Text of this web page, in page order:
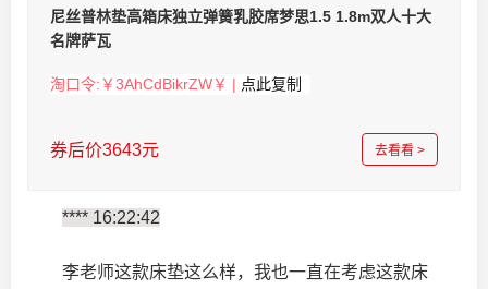
尼丝普林垫高箱床独立弹簧乳胶席梦思1.5 1.8m双人十大
名牌萨瓦
淘口令:￥3AhCdBikrZW￥ | 点此复制
券后价3643元 去看看 >
**** 16:22:42
李老师这款床垫这么样，我也一直在考虑这款床